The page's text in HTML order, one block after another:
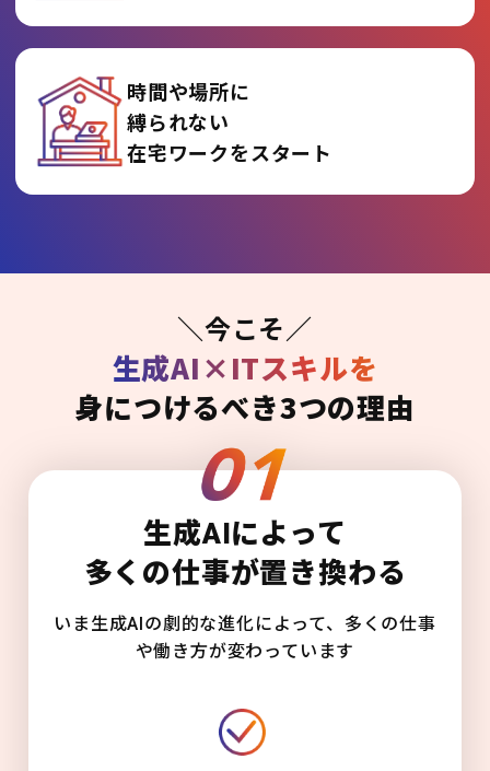
時間や場所に
縛られない
在宅ワークをスタート
＼今こそ／
生成AI×ITスキルを
身につけるべき3つの理由
生成AIによって
多くの仕事が置き換わる
いま生成AIの劇的な進化によって、多くの仕事
や働き方が変わっています